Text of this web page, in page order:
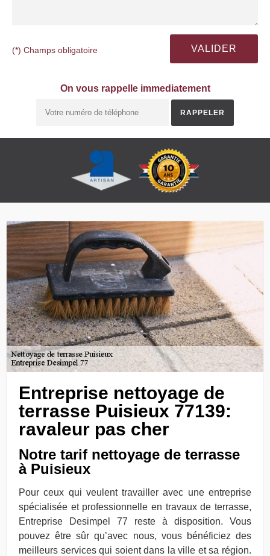
(*) Champs obligatoire
On vous rappelle immediatement
Entreprise nettoyage de
terrasse Puisieux 77139:
ravaleur pas cher
Notre tarif nettoyage de terrasse
à Puisieux
Pour ceux qui veulent travailler avec une entreprise
spécialisée et professionnelle en travaux de terrasse,
Entreprise Desimpel 77 reste à disposition. Vous
pouvez être sûr qu’avec nous, vous bénéficiez des
meilleurs services qui soient dans la ville et sa région.